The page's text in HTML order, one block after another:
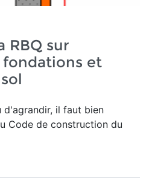
RBQ sur
et
d'agrandir, il faut bien
Code de construction du